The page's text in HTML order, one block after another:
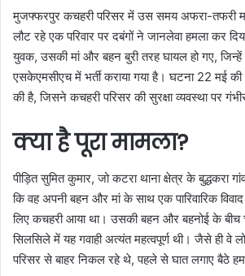
a
i
l
मुजफ्फरपुर कचहरी परिसर में उस समय अफरा-तफरी
लौट रहे एक परिवार पर दबंगों ने जानलेवा हमला कर
युवक, उसकी मां और बहन बुरी तरह घायल हो गए,
एसकेएमसीएच में भर्ती कराया गया है। घटना 22 मई
की है, जिसने कचहरी परिसर की सुरक्षा व्यवस्था पर
क्या है पूरा मामला?
पीड़ित सुमित कुमार, जो कटरा थाना क्षेत्र के बुद्धकरा
कि वह अपनी बहन और मां के साथ एक पारिवारिक
लिए कचहरी आया था। उसकी बहन और बहनोई के बीच
सिलसिले में यह गवाही अत्यंत महत्वपूर्ण थी। जैसे ही वे
परिसर से बाहर निकल रहे थे, पहले से घात लगाए बैठे